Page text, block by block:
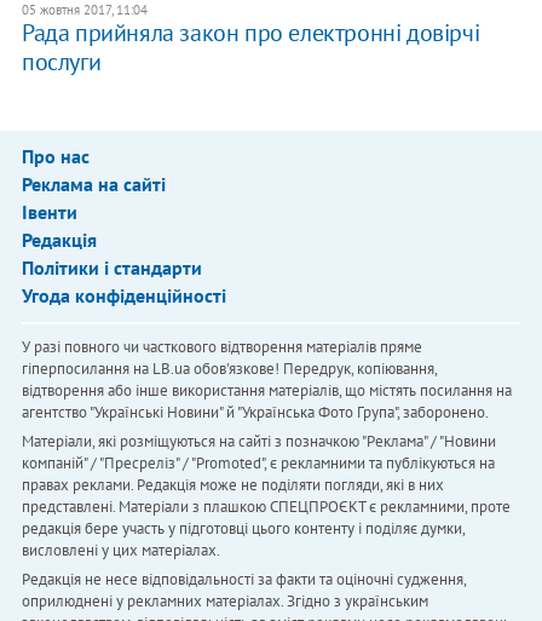
05 жовтня 2017, 11:04
Рада прийняла закон про електронні довірчі
послуги
Про нас
Реклама на сайті
Івенти
Редакція
Політики і стандарти
Угода конфіденційності
У разі повного чи часткового відтворення матеріалів пряме
гіперпосилання на LB.ua обов'язкове! Передрук, копіювання,
відтворення або інше використання матеріалів, що містять посилання на
агентство "Українськi Новини" й "Українська Фото Група", заборонено.
Матеріали, які розміщуються на сайті з позначкою "Реклама" / "Новини
компаній" / "Пресреліз" / "Promoted", є рекламними та публікуються на
правах реклами. Редакція може не поділяти погляди, які в них
представлені. Матеріали з плашкою СПЕЦПРОЄКТ є рекламними, проте
редакція бере участь у підготовці цього контенту і поділяє думки,
висловлені у цих матеріалах.
Редакція не несе відповідальності за факти та оціночні судження,
оприлюднені у рекламних матеріалах. Згідно з українським